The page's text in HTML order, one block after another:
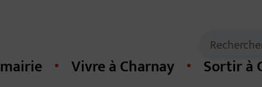
Recherche
Mots clés de
Vivre à Charnay Sortir à